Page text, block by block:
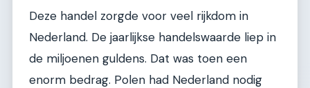
Deze handel zorgde voor veel rijkdom in
Nederland. De jaarlijkse handelswaarde liep in
de miljoenen guldens. Dat was toen een
enorm bedrag. Polen had Nederland nodig